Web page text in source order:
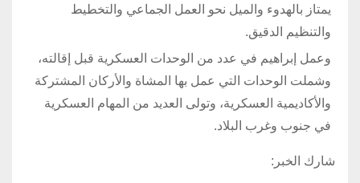
يمتاز بالهدوء والميل نحو العمل الجماعي والتخطيط
والتنظيم الدقيق.
وعمل إبراهيم في عدد من الوحدات العسكرية قبل إقالته،
وشملت الوحدات التي عمل بها المشاة والأركان المشتركة
والأكاديمية العسكرية، وتولى العديد من المهام العسكرية
في جنوب وغرب البلاد.
شارك الخبر: